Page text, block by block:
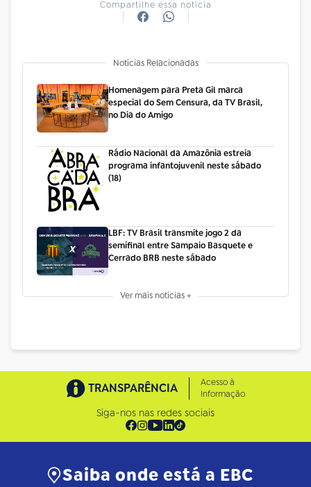
Compartilhe essa notícia
Notícias Relacionadas
Homenagem para Preta Gil marca
especial do Sem Censura, da TV Brasil,
no Dia do Amigo
Rádio Nacional da Amazônia estreia
programa infantojuvenil neste sábado
(18)
LBF: TV Brasil transmite jogo 2 da
semifinal entre Sampaio Basquete e
Cerrado BRB neste sábado
Ver mais notícias +
TRANSPARÊNCIA
Acesso à
Informação
Siga-nos nas redes sociais
Saiba onde está a EBC